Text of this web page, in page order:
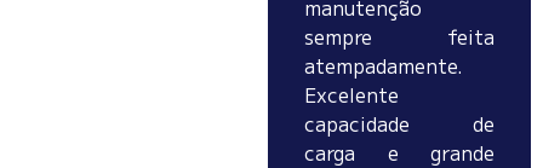
manutenção
sempre feita
atempadamente.
Excelente
capacidade de
carga e grande